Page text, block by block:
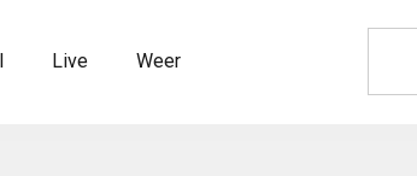
Live Weer